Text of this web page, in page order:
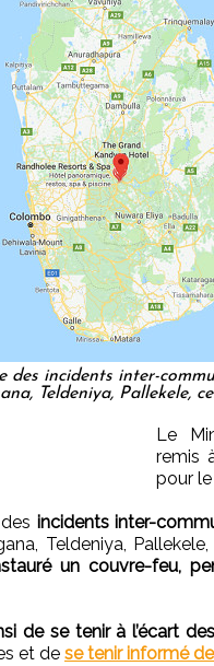
des incidents inter-
Teldeniya, Pallekele,
Le
remis
pour le
incidents inter-
Teldeniya,
un couvre-feu,
de se tenir à l’écart
et de se tenir informé